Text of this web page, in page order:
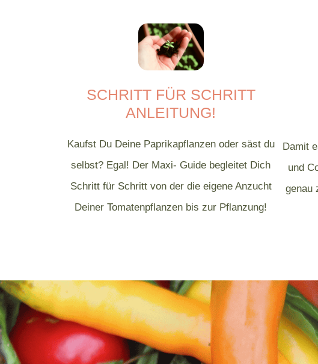
SCHRITT FÜR SCHRITT
ANLEITUNG!
Kaufst Du Deine Paprikapflanzen oder säst du
selbst? Egal! Der Maxi- Guide begleitet Dich
Schritt für Schritt von der die eigene Anzucht
Deiner Tomatenpflanzen bis zur Pflanzung!
Damit
und
genau